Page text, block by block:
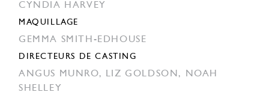
CYNDIA HARVEY
MAQUILLAGE
GEMMA SMITH-EDHOUSE
DIRECTEURS DE CASTING
ANGUS MUNRO, LIZ GOLDSON, NOAH
SHELLEY